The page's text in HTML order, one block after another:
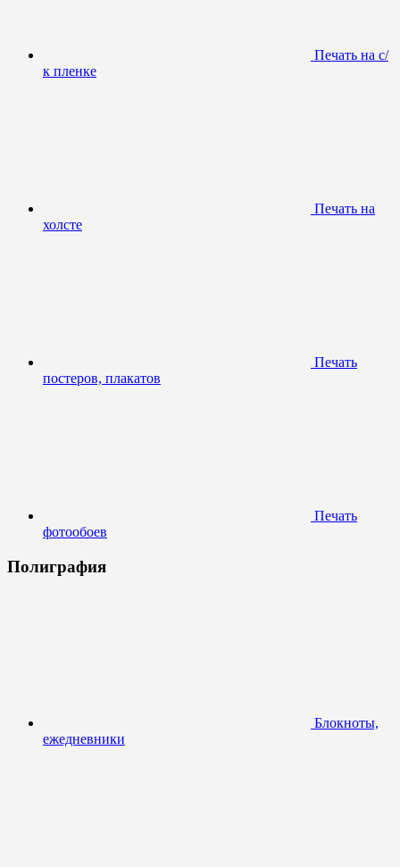
Печать на с/
к пленке
Печать на
холсте
Печать
постеров, плакатов
Печать
фотообоев
Полиграфия
Блокноты,
ежедневники